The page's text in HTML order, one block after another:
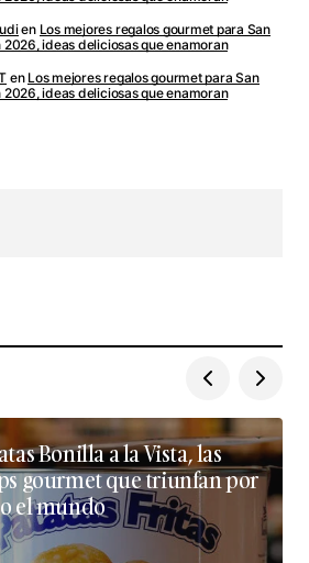
en Los mejores regalos gourmet para San
2026, ideas deliciosas que enamoran
en Los mejores regalos gourmet para San
2026, ideas deliciosas que enamoran
Bonilla a la Vista, las
gourmet que triunfan por
el mundo